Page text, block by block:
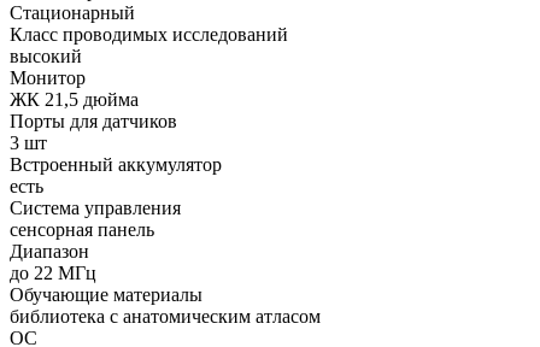
Стационарный
Класс проводимых исследований
высокий
Монитор
ЖК 21,5 дюйма
Порты для датчиков
3 шт
Встроенный аккумулятор
есть
Система управления
сенсорная панель
Диапазон
до 22 МГц
Обучающие материалы
библиотека с анатомическим атласом
ОС